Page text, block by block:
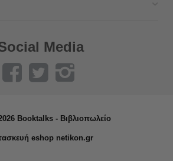
Media
Booktalks - Βιβλιοπωλείο
eshop netikon.gr